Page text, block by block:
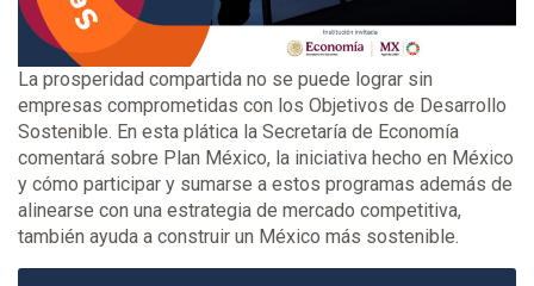
La prosperidad compartida no se puede lograr sin
empresas comprometidas con los Objetivos de Desarrollo
Sostenible. En esta plática la Secretaría de Economía
comentará sobre Plan México, la iniciativa hecho en México
y cómo participar y sumarse a estos programas además de
alinearse con una estrategia de mercado competitiva,
también ayuda a construir un México más sostenible.